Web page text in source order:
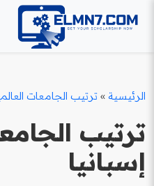
الرئيسية » ترتيب الجامعات
ترتيب
إسبانيا